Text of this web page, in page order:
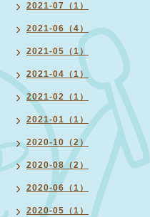
2021-07（1）
2021-06（4）
2021-05（1）
2021-04（1）
2021-02（1）
2021-01（1）
2020-10（2）
2020-08（2）
2020-06（1）
2020-05（1）